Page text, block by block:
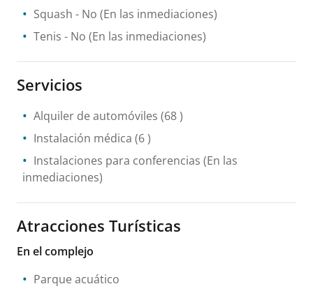
Squash - No (En las inmediaciones)
Tenis - No (En las inmediaciones)
Servicios
Alquiler de automóviles (68 )
Instalación médica (6 )
Instalaciones para conferencias (En las
inmediaciones)
Atracciones Turísticas
En el complejo
Parque acuático